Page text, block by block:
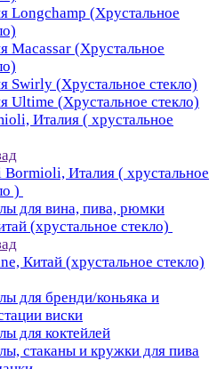
Longchamp (Хрустальное
Macassar (Хрустальное
Swirly (Хрустальное стекло)
Ultime (Хрустальное стекло)
Италия ( хрустальное
Италия ( хрустальное
)
для вина, пива, рюмки
(хрустальное стекло)
Китай (хрустальное стекло)
для бренди/коньяка и
виски
для коктейлей
стаканы и кружки для пива